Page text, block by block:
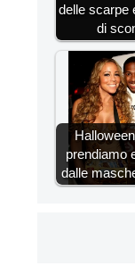
delle scarpe
di
prendiamo
dalle